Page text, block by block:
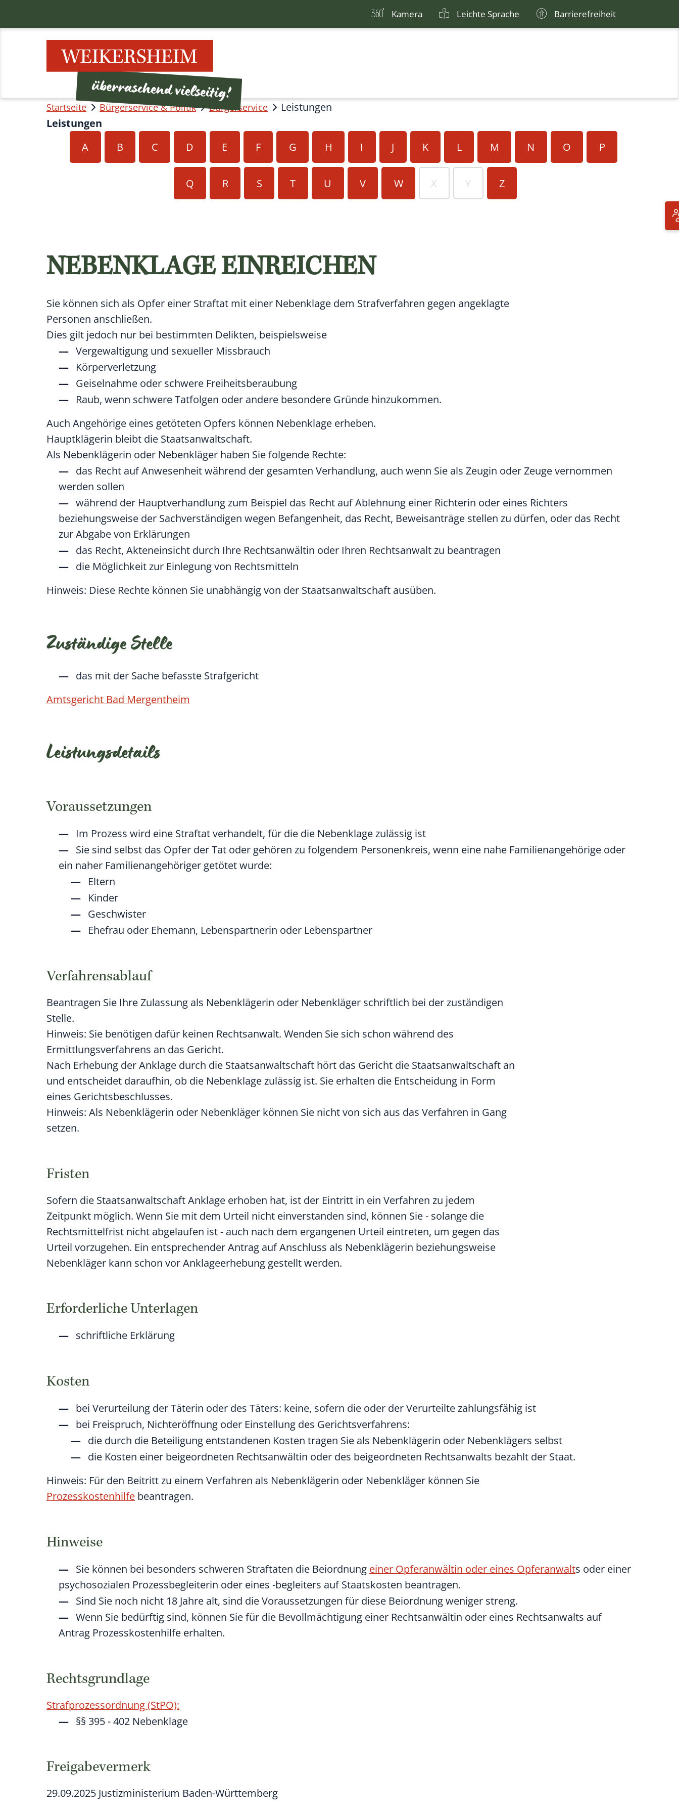
Kamera Leichte Sprache Barrierefreiheit
Startseite Bürgerservice & Politik Bürgerservice
Leistungen
Leistungen
A
B C D E F G H I J K L M N O P
Q R S T U V W X Y Z
NEBENKLAGE EINREICHEN
Sie können sich als Opfer einer Straftat mit einer Nebenklage dem Strafverfahren gegen angeklagte
Personen anschließen.
Dies gilt jedoch nur bei bestimmten Delikten, beispielsweise
Vergewaltigung und sexueller Missbrauch
Körperverletzung
Geiselnahme oder schwere Freiheitsberaubung
Raub, wenn schwere Tatfolgen oder andere besondere Gründe hinzukommen.
Auch Angehörige eines getöteten Opfers können Nebenklage erheben.
Hauptklägerin bleibt die Staatsanwaltschaft.
Als Nebenklägerin oder Nebenkläger haben Sie folgende Rechte:
das Recht auf Anwesenheit während der gesamten Verhandlung, auch wenn Sie als Zeugin oder Zeuge vernommen
werden sollen
während der Hauptverhandlung zum Beispiel das Recht auf Ablehnung einer Richterin oder eines Richters
beziehungsweise der Sachverständigen wegen Befangenheit, das Recht, Beweisanträge stellen zu dürfen, oder das Recht
zur Abgabe von Erklärungen
das Recht, Akteneinsicht durch Ihre Rechtsanwältin oder Ihren Rechtsanwalt zu beantragen
die Möglichkeit zur Einlegung von Rechtsmitteln
Hinweis: Diese Rechte können Sie unabhängig von der Staatsanwaltschaft ausüben.
Zuständige Stelle
das mit der Sache befasste Strafgericht
Amtsgericht Bad Mergentheim
Leistungsdetails
Voraussetzungen
Im Prozess wird eine Straftat verhandelt, für die die Nebenklage zulässig ist
Sie sind selbst das Opfer der Tat oder gehören zu folgendem Personenkreis, wenn eine nahe Familienangehörige oder
ein naher Familienangehöriger getötet wurde:
Eltern
Kinder
Geschwister
Ehefrau oder Ehemann, Lebenspartnerin oder Lebenspartner
Verfahrensablauf
Beantragen Sie Ihre Zulassung als Nebenklägerin oder Nebenkläger schriftlich bei der zuständigen
Stelle.
Hinweis: Sie benötigen dafür keinen Rechtsanwalt. Wenden Sie sich schon während des
Ermittlungsverfahrens an das Gericht.
Nach Erhebung der Anklage durch die Staatsanwaltschaft hört das Gericht die Staatsanwaltschaft an
und entscheidet daraufhin, ob die Nebenklage zulässig ist. Sie erhalten die Entscheidung in Form
eines Gerichtsbeschlusses.
Hinweis: Als Nebenklägerin oder Nebenkläger können Sie nicht von sich aus das Verfahren in Gang
setzen.
Fristen
Sofern die Staatsanwaltschaft Anklage erhoben hat, ist der Eintritt in ein Verfahren zu jedem
Zeitpunkt möglich. Wenn Sie mit dem Urteil nicht einverstanden sind, können Sie- solange die
Rechtsmittelfrist nicht abgelaufen ist - auch nach dem ergangenen Urteil eintreten, um gegen das
Urteil vorzugehen. Ein entsprechender Antrag auf Anschluss als Nebenklägerin beziehungsweise
Nebenkläger kann schon vor Anklageerhebung gestellt werden.
Erforderliche Unterlagen
schriftliche Erklärung
Kosten
bei Verurteilung der Täterin oder des Täters: keine, sofern die oder der Verurteilte zahlungsfähig ist
bei Freispruch, Nichteröffnung oder Einstellung des Gerichtsverfahrens:
die durch die Beteiligung entstandenen Kosten tragen Sie als Nebenklägerin oder Nebenklägers selbst
die Kosten einer beigeordneten Rechtsanwältin oder des beigeordneten Rechtsanwalts bezahlt der Staat.
Hinweis: Für den Beitritt zu einem Verfahren als Nebenklägerin oder Nebenkläger können Sie
Prozesskostenhilfe beantragen.
Hinweise
Sie können bei besonders schweren Straftaten die Beiordnung einer Opferanwältin oder eines Opferanwalts oder einer
psychosozialen Prozessbegleiterin oder eines -begleiters auf Staatskosten beantragen.
Sind Sie noch nicht 18 Jahre alt, sind die Voraussetzungen für diese Beiordnung weniger streng.
Wenn Sie bedürftig sind, können Sie für die Bevollmächtigung einer Rechtsanwältin oder eines Rechtsanwalts auf
Antrag Prozesskostenhilfe erhalten.
Rechtsgrundlage
Strafprozessordnung (StPO):
§§ 395 - 402 Nebenklage
Freigabevermerk
29.09.2025 Justizministerium Baden-Württemberg